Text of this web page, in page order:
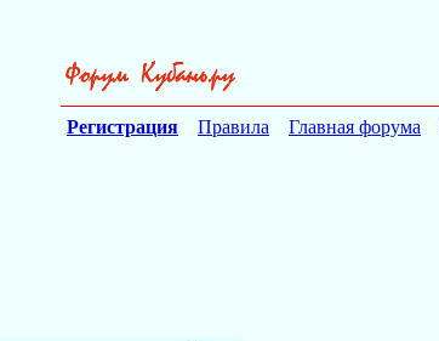
Регистрация Правила Главная форума